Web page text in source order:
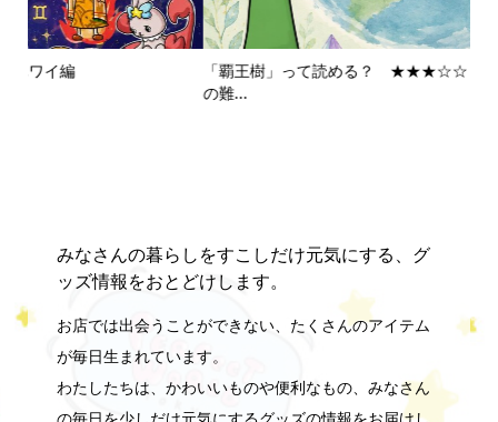
「覇王樹」って読める？ ★★★☆☆ スピリチュアリちゃん
みなさんの暮らしをすこしだけ元気にする、グ
ッズ情報をおとどけします。
お店では出会うことができない、たくさんのアイテム
が毎日生まれています。
わたしたちは、かわいいものや便利なもの、みなさん